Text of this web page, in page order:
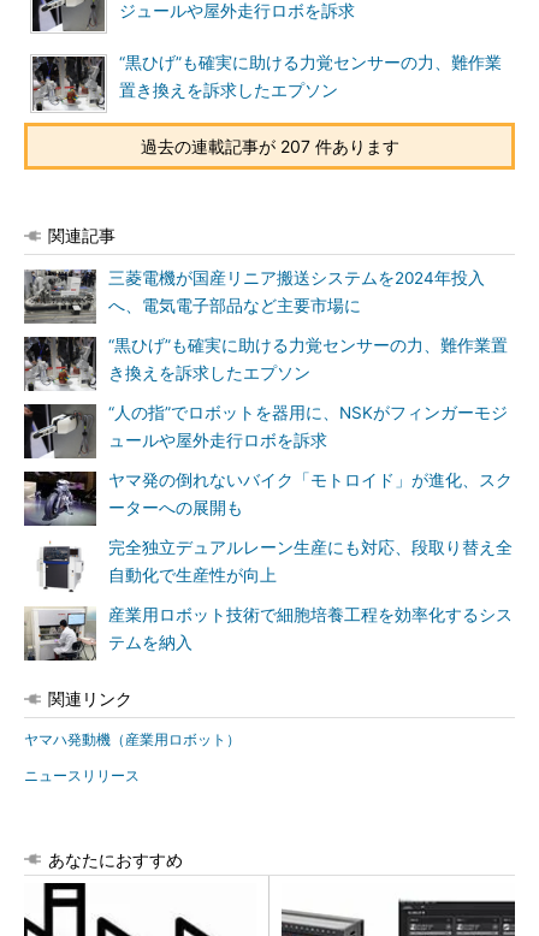
ジュールや屋外走行ロボを訴求
“黒ひげ”も確実に助ける力覚センサーの力、難作業
置き換えを訴求したエプソン
過去の連載記事が 207 件あります
関連記事
三菱電機が国産リニア搬送システムを2024年投入
へ、電気電子部品など主要市場に
“黒ひげ”も確実に助ける力覚センサーの力、難作業置
き換えを訴求したエプソン
“人の指”でロボットを器用に、NSKがフィンガーモジ
ュールや屋外走行ロボを訴求
ヤマ発の倒れないバイク「モトロイド」が進化、スク
ーターへの展開も
完全独立デュアルレーン生産にも対応、段取り替え全
自動化で生産性が向上
産業用ロボット技術で細胞培養工程を効率化するシス
テムを納入
関連リンク
ヤマハ発動機（産業用ロボット）
ニュースリリース
あなたにおすすめ